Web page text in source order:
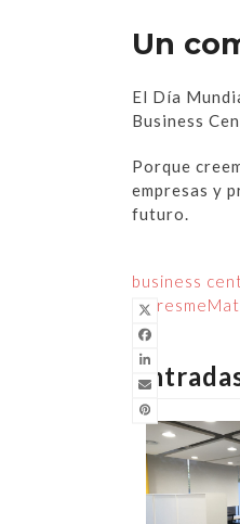
Un
El Día
Business
Porque
empresas y
futuro.
business
Maresme